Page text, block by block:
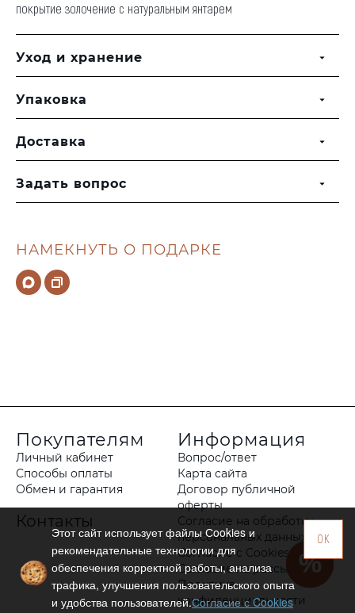
НАМЕКНУТЬ О ПОДАРКЕ
покрытие золочение с натуральным янтарем
Уход и хранение
Упаковка
Доставка
Задать вопрос
Покупателям
Личный кабинет
Способы оплаты
Обмен и гарантия
Контакты
Информация
Вопрос/ответ
Карта сайта
Договор публичной
оферты
Согласие на обработку
персональных данных
Согласие с Cookies
Согласие на рассылку
Политика
конфиденциальности
OK
Этот сайт использует файлы Сookies и
рекомендательные технологии для
обеспечения корректной работы, анализа
трафика, улучшения пользовательского опыта
и удобства пользователей.Согласие с Cookies